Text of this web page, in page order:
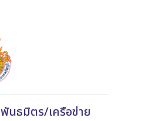
พันธมิตร/เครือข่าย